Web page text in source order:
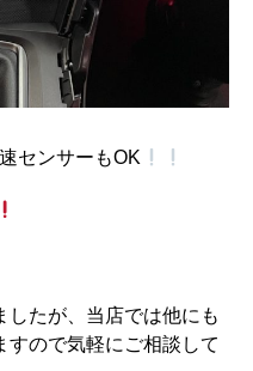
センサーもOK
したが、当店では他にも
すので気軽にご相談して